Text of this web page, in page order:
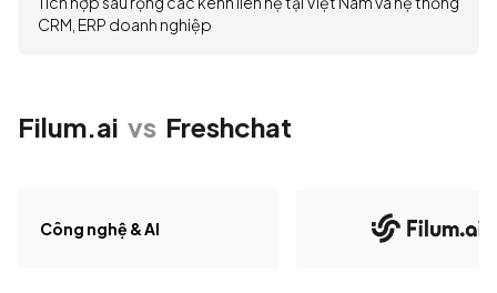
CRM, ERP doanh nghiệp
Filum.ai vs Freshchat
Công nghệ & AI